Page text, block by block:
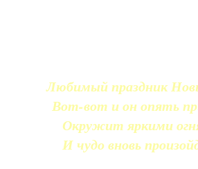
Любимый праздник
Вот-вот и он опять
Окружит яркими
И чудо вновь